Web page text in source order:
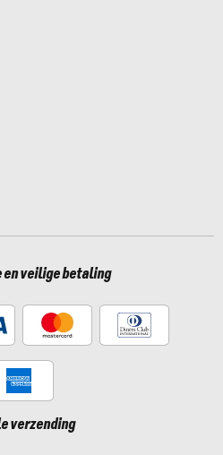
en veilige betaling
verzending